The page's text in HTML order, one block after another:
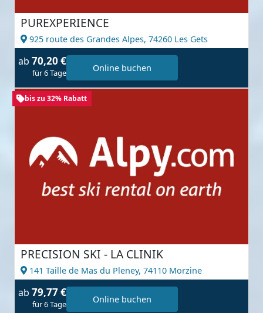
PUREXPERIENCE
925 route des Grandes Alpes, 74260 Les Gets
ab 70,20 €
für 6 Tage Online buchen
bis zu 32% Rabatt
PRECISION SKI - LA CLINIK
141 Taille de Mas du Pleney, 74110 Morzine
ab 79,77 €
für 6 Tage Online buchen